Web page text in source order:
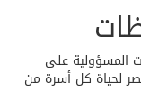
المسؤولية على
لحياة كل أسرة من